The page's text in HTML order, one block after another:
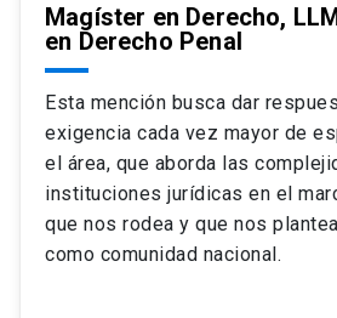
Magíster en Derecho,
en Derecho Penal
Esta mención busca dar
exigencia cada vez mayor de
el área, que aborda las
instituciones jurídicas en el
que nos rodea y que nos
como comunidad nacional.